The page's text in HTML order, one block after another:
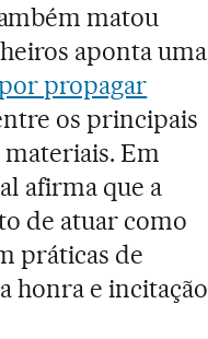
matou
aponta uma
propagar
os principais
Em
afirma que a
de atuar como
práticas de
honra e incitação